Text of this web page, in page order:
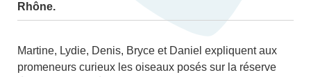
Rhône.
Martine, Lydie, Denis, Bryce et Daniel expliquent aux
promeneurs curieux les oiseaux posés sur la réserve